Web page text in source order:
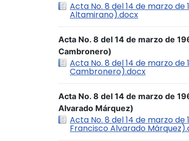
Acta No. 8 del 14 de marzo de
Altamirano).docx
Acta No. 8 del 14 de marzo de
Cambronero)
Acta No. 8 del 14 de marzo
Cambronero).docx
Acta No. 8 del 14 de marzo de
Alvarado Márquez)
Acta No. 8 del 14 de marzo de
Francisco Alvarado